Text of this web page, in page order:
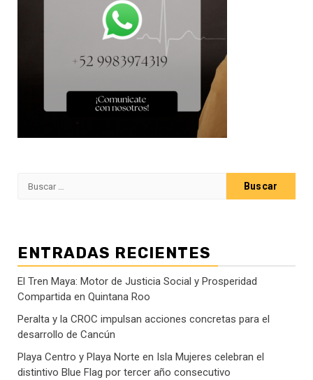
ENTRADAS RECIENTES
El Tren Maya: Motor de Justicia Social y Prosperidad
Compartida en Quintana Roo
Peralta y la CROC impulsan acciones concretas para el
desarrollo de Cancún
Playa Centro y Playa Norte en Isla Mujeres celebran el
distintivo Blue Flag por tercer año consecutivo